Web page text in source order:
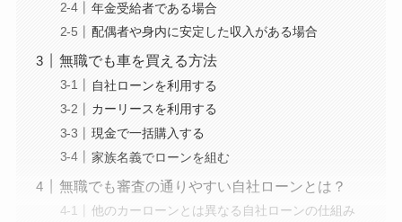
年金受給者である場合
配偶者や身内に安定した収入がある場合
無職でも車を買える方法
自社ローンを利用する
カーリースを利用する
現金で一括購入する
家族名義でローンを組む
無職でも審査の通りやすい自社ローンとは？
他のカーローンとは異なる自社ローンの仕組み